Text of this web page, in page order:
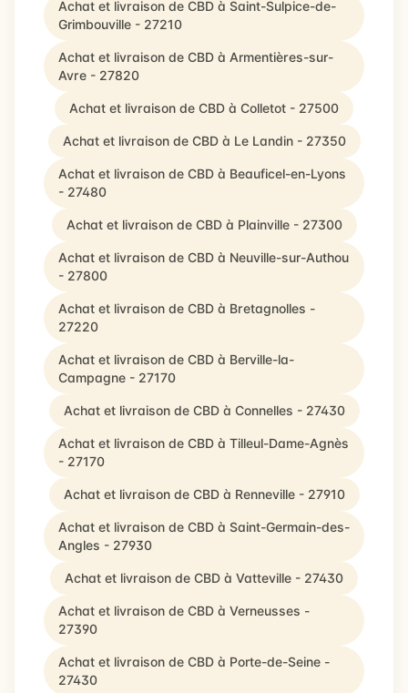
Achat et livraison de CBD à Saint-Sulpice-de-
Grimbouville - 27210
Achat et livraison de CBD à Armentières-sur-
Avre - 27820
Achat et livraison de CBD à Colletot - 27500
Achat et livraison de CBD à Le Landin - 27350
Achat et livraison de CBD à Beauficel-en-Lyons
- 27480
Achat et livraison de CBD à Plainville - 27300
Achat et livraison de CBD à Neuville-sur-Authou
- 27800
Achat et livraison de CBD à Bretagnolles -
27220
Achat et livraison de CBD à Berville-la-
Campagne - 27170
Achat et livraison de CBD à Connelles - 27430
Achat et livraison de CBD à Tilleul-Dame-Agnès
- 27170
Achat et livraison de CBD à Renneville - 27910
Achat et livraison de CBD à Saint-Germain-des-
Angles - 27930
Achat et livraison de CBD à Vatteville - 27430
Achat et livraison de CBD à Verneusses -
27390
Achat et livraison de CBD à Porte-de-Seine -
27430